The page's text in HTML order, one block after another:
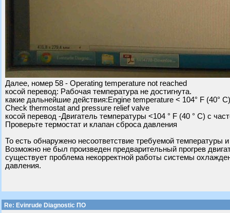
Далее, номер 58 - Operating temperature not reached
косой перевод: Рабочая температура не достигнута.
какие дальнейшие действия:Engine temperature < 104° F (40°
Check thermostat and pressure relief valve
косой перевод -Двигатель температуры <104 ° F (40 ° C) с
Проверьте термостат и клапан сброса давления
То есть обнаружено несоответствие требуемой
Возможно не был произведен предварительный прогрев
существует проблема некорректной работы системы
давления.
Re: Evinrude Diagnostic ПО